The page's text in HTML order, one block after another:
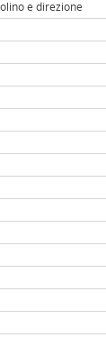
e direzione